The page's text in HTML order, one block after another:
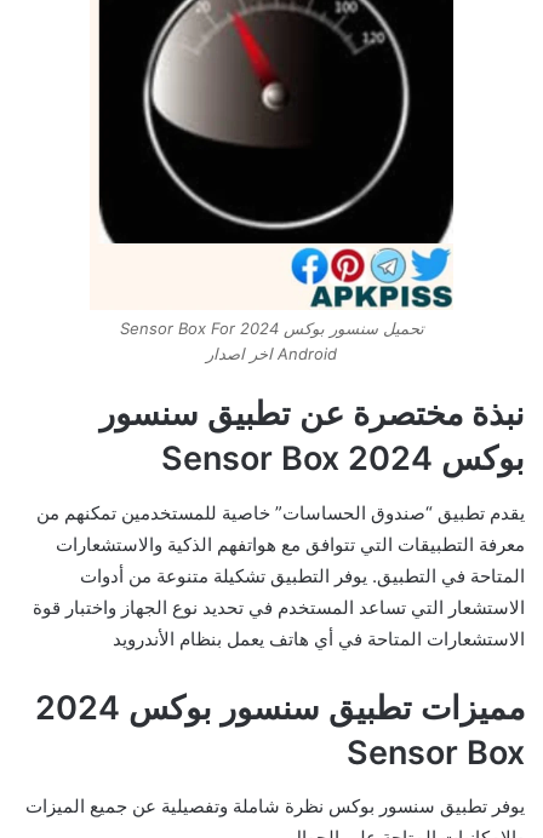
تحميل سنسور بوكس 2024 Sensor Box For
Android اخر اصدار
نبذة مختصرة عن تطبيق سنسور
بوكس 2024 Sensor Box
يقدم تطبيق “صندوق الحساسات” خاصية للمستخدمين تمكنهم من
معرفة التطبيقات التي تتوافق مع هواتفهم الذكية والاستشعارات
المتاحة في التطبيق. يوفر التطبيق تشكيلة متنوعة من أدوات
الاستشعار التي تساعد المستخدم في تحديد نوع الجهاز واختبار قوة
الاستشعارات المتاحة في أي هاتف يعمل بنظام الأندرويد
مميزات تطبيق سنسور بوكس 2024
Sensor Box
يوفر تطبيق سنسور بوكس نظرة شاملة وتفصيلية عن جميع الميزات